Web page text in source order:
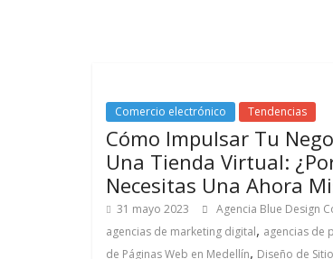
Colombia
|
Revistas
de
Comercio electrónico Tendencias
Cómo Impulsar Tu
Una Tienda Virtual:
Necesitas Una Ahora
31 mayo 2023
Agencia Blue Design
agencias de marketing digital, agencias de
de Páginas Web en Medellín, Diseño de